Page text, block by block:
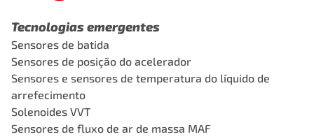
Tecnologias emergentes
Sensores de batida
Sensores de posição do acelerador
Sensores e sensores de temperatura do líquido de
arrefecimento
Solenoides VVT
Sensores de fluxo de ar de massa MAF